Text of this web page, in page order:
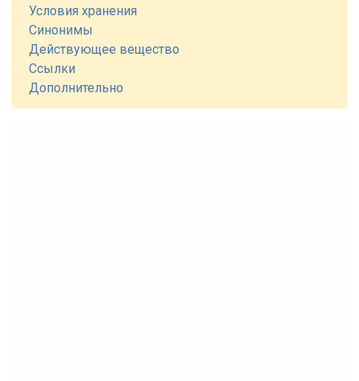
Условия хранения
Синонимы
Действующее вещество
Ссылки
Дополнительно